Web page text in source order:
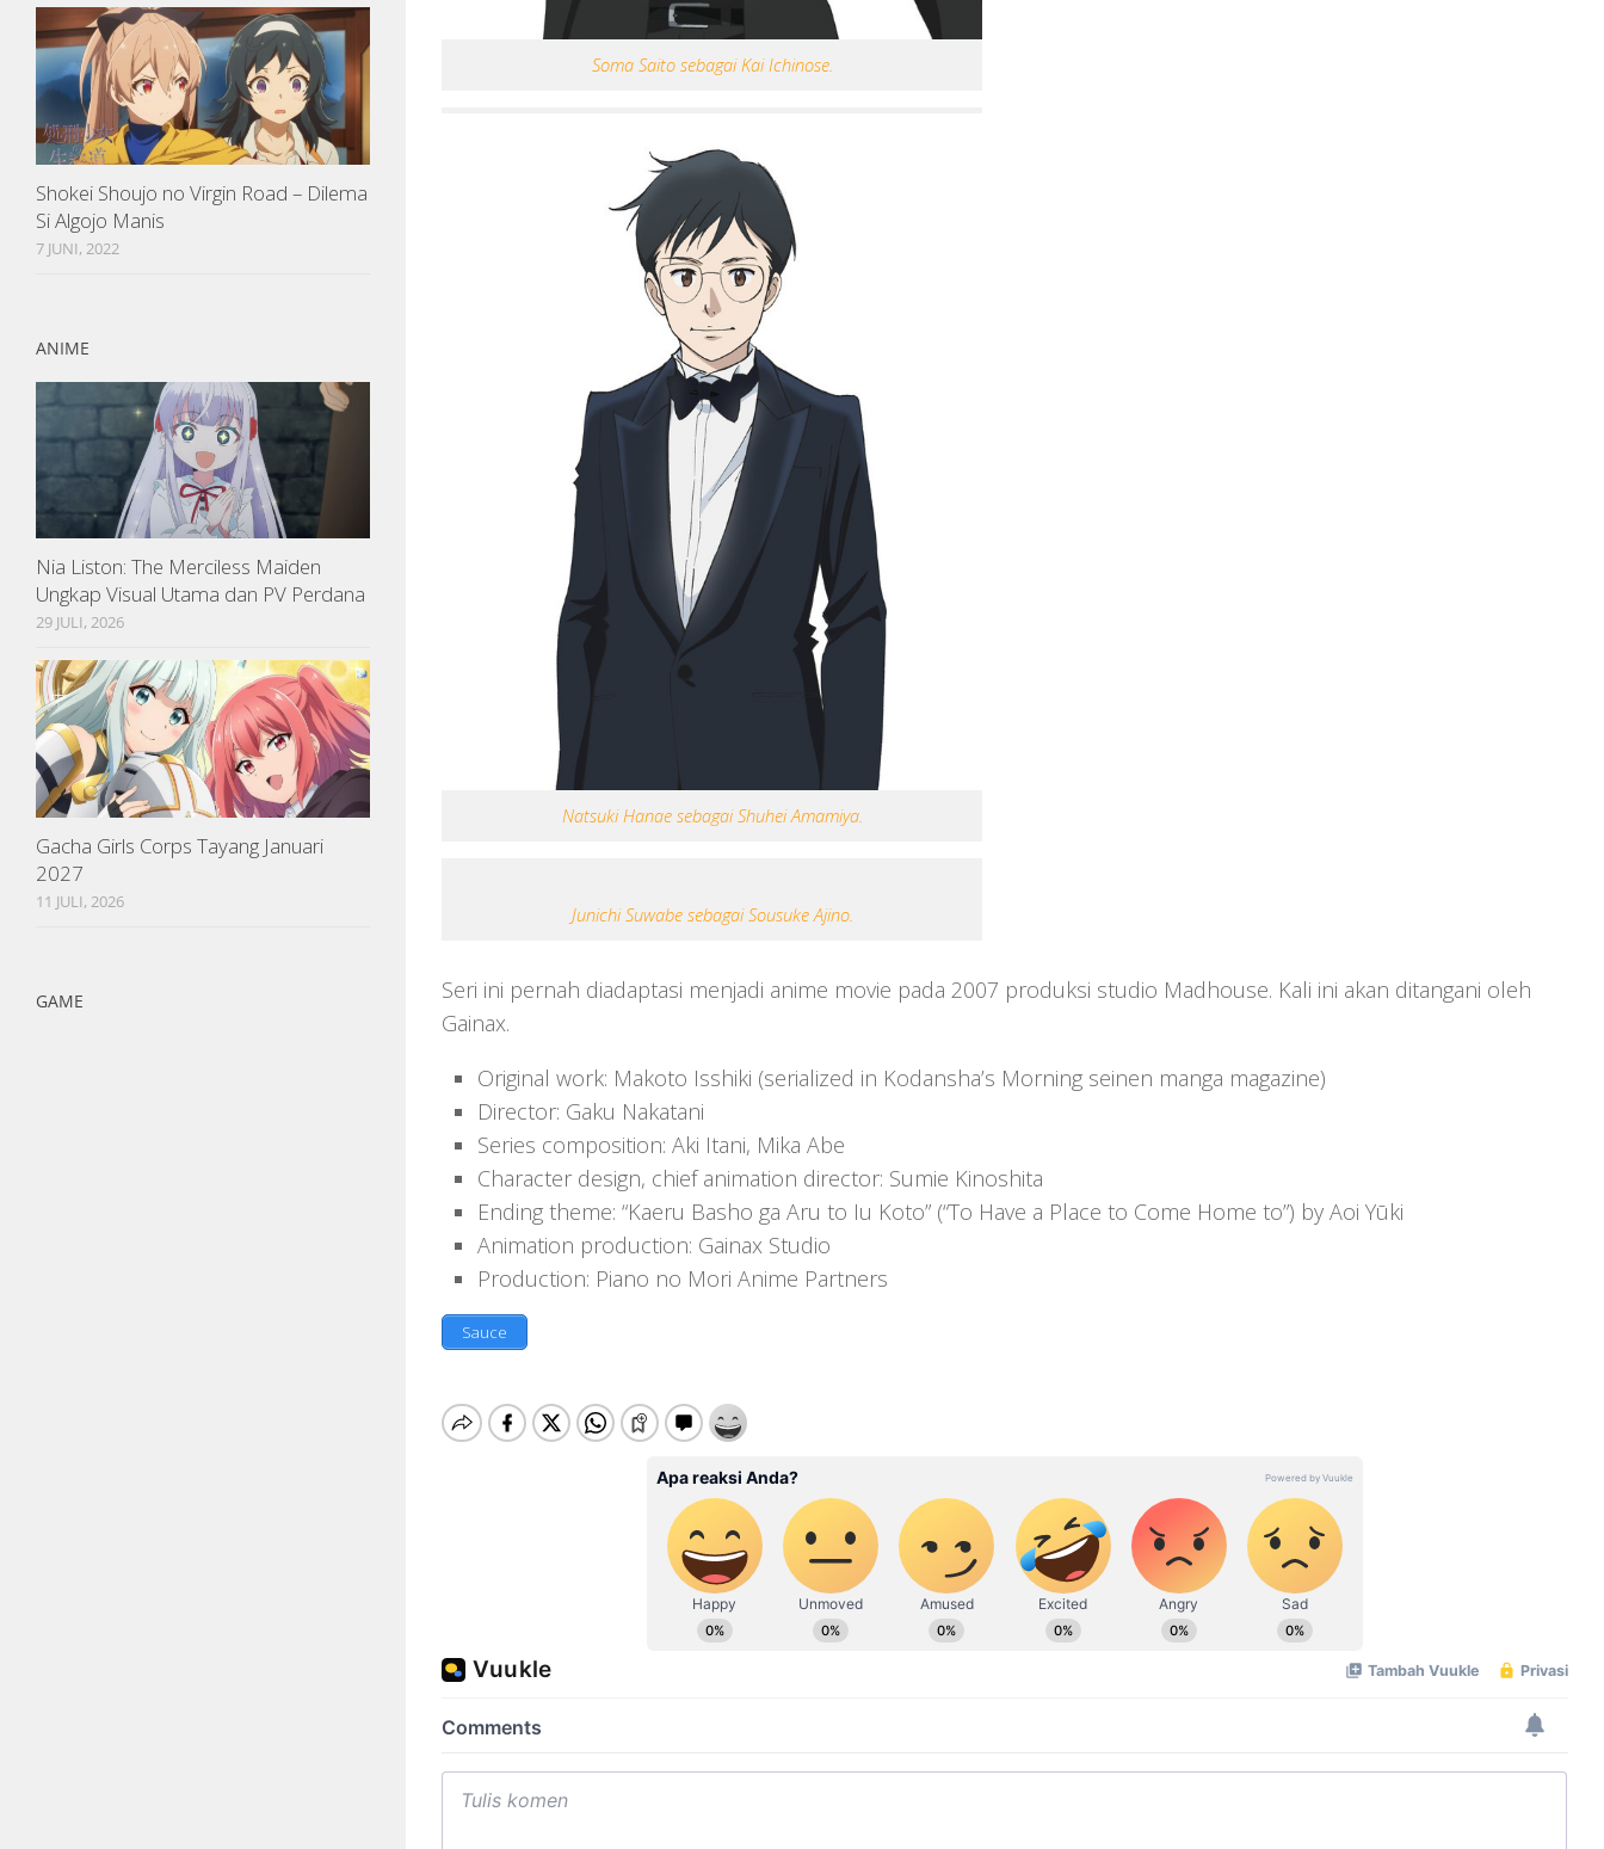
Soma Saito sebagai Kai Ichinose.
Natsuki Hanae sebagai Shuhei Amamiya.
Junichi Suwabe sebagai Sousuke Ajino.
Seri ini pernah diadaptasi menjadi anime movie pada 2007 produksi studio Madhouse. Kali ini akan ditangani oleh
Gainax.
Original work: Makoto Isshiki (serialized in Kodansha’s Morning seinen manga magazine)
Director: Gaku Nakatani
Series composition: Aki Itani, Mika Abe
Character design, chief animation director: Sumie Kinoshita
Ending theme: “Kaeru Basho ga Aru to Iu Koto” (“To Have a Place to Come Home to”) by Aoi Yūki
Animation production: Gainax Studio
Production: Piano no Mori Anime Partners
Sauce
Shokei Shoujo no Virgin Road – Dilema
Si Algojo Manis
7 JUNI, 2022
ANIME
Nia Liston: The Merciless Maiden
Ungkap Visual Utama dan PV Perdana
29 JULI, 2026
Gacha Girls Corps Tayang Januari
2027
11 JULI, 2026
GAME